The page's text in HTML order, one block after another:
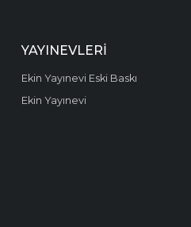
YAYINEVLERI
Ekin Yayınevi Eski Baskı
Ekin Yayınevi